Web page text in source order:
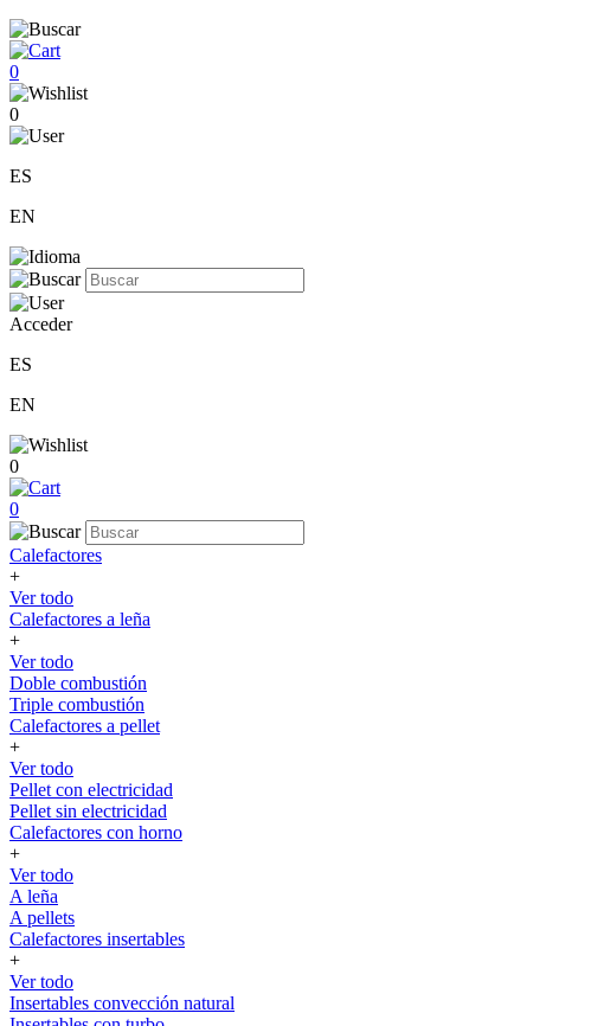
0
0
ES
EN
Acceder
ES
EN
0
0
Calefactores
+
Ver todo
Calefactores a leña
+
Ver todo
Doble combustión
Triple combustión
Calefactores a pellet
+
Ver todo
Pellet con electricidad
Pellet sin electricidad
Calefactores con horno
+
Ver todo
A leña
A pellets
Calefactores insertables
+
Ver todo
Insertables convección natural